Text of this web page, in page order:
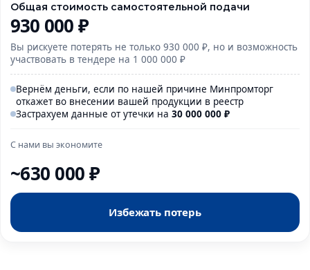
Общая стоимость самостоятельной подачи
930 000 ₽
Вы рискуете потерять не только 930 000 ₽, но и возможность
участвовать в тендере на 1 000 000 ₽
Вернём деньги, если по нашей причине Минпромторг
откажет во внесении вашей продукции в реестр
Застрахуем данные от утечки на 30 000 000 ₽
С нами вы экономите
~630 000 ₽
Избежать потерь